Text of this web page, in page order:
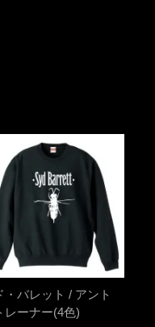
・バレット / アント
レーナー(4色)